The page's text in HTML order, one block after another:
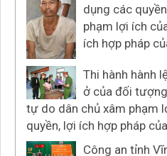
dụng các
phạm lợi ích
ích hợp pháp
Thi hành hành
ở của đối
tự do dân chủ xâm phạm
quyền, lợi ích hợp pháp
Công an tỉnh